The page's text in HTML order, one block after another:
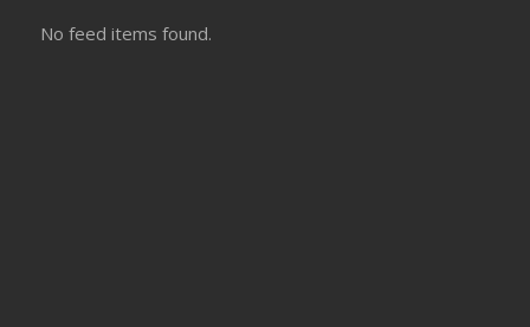
No feed items found.